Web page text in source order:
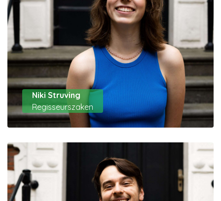
Niki Struving
Regisseurszaken